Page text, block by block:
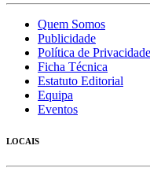
Quem Somos
Publicidade
Política de
Ficha Técnica
Estatuto Editorial
Equipa
Eventos
LOCAIS